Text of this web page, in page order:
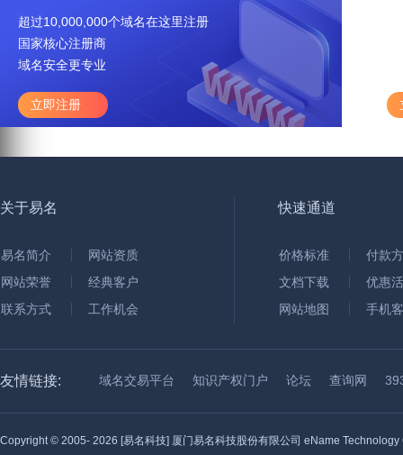
超过10,000,000个域名在这里注册
国家核心注册商
域名安全更专业
立即注册
关于易名
易名简介
网站资质
网站荣誉
经典客户
联系方式
工作机会
快速通道
价格标准
付款
文档下载
优惠
网站地图
手机
友情链接: 域名交易平台 知识产权门户 论坛 查询网
Copyright © 2005- 2026 [易名科技] 厦门易名科技股份有限公司 eName Technology